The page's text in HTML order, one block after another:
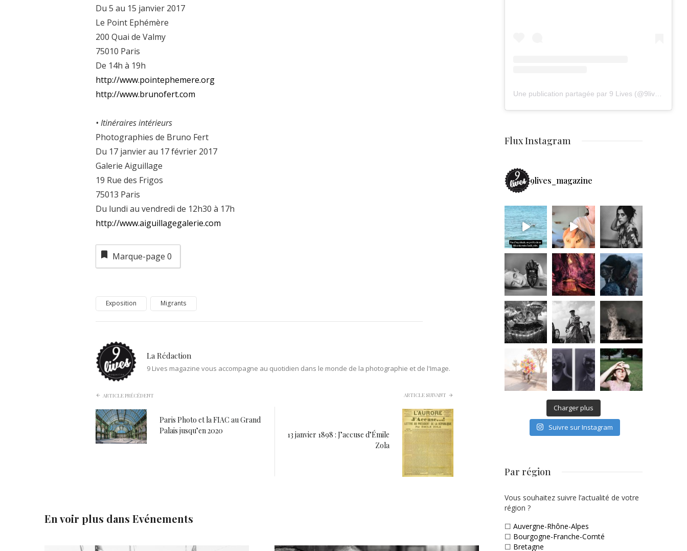
Du 5 au 15 janvier 2017
Le Point Ephémère
200 Quai de Valmy
75010 Paris
De 14h à 19h
http://www.pointephemere.org
http://www.brunofert.com
• Itinéraires intérieurs
Photographies de Bruno Fert
Du 17 janvier au 17 février 2017
Galerie Aiguillage
19 Rue des Frigos
75013 Paris
Du lundi au vendredi de 12h30 à 17h
http://www.aiguillagegalerie.com
Marque-page 0
Exposition Migrants
La Rédaction
9 Lives magazine vous accompagne au quotidien dans le monde de la photographie et de l'Image.
ARTICLE PRÉCÉDENT
Paris Photo et la FIAC au Grand
Palais jusqu’en 2020
ARTICLE SUIVANT
13 janvier 1898 : J’accuse d’Émile
Zola
En voir plus dans Evénements
Flux Instagram
9lives_magazine
Charger plus
Suivre sur Instagram
Par région
Vous souhaitez suivre l’actualité de votre
région ?
☐ Auvergne-Rhône-Alpes
☐ Bourgogne-Franche-Comté
☐ Bretagne